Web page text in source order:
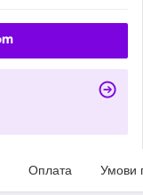
Оплата Умови